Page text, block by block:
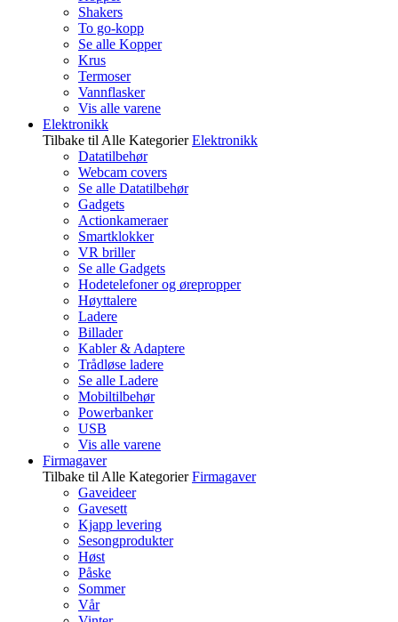
Shakers
To go-kopp
Se alle Kopper
Krus
Termoser
Vannflasker
Vis alle varene
Elektronikk
Tilbake til Alle Kategorier Elektronikk
Datatilbehør
Webcam covers
Se alle Datatilbehør
Gadgets
Actionkameraer
Smartklokker
VR briller
Se alle Gadgets
Hodetelefoner og ørepropper
Høyttalere
Ladere
Billader
Kabler & Adaptere
Trådløse ladere
Se alle Ladere
Mobiltilbehør
Powerbanker
USB
Vis alle varene
Firmagaver
Tilbake til Alle Kategorier Firmagaver
Gaveideer
Gavesett
Kjapp levering
Sesongprodukter
Høst
Påske
Sommer
Vår